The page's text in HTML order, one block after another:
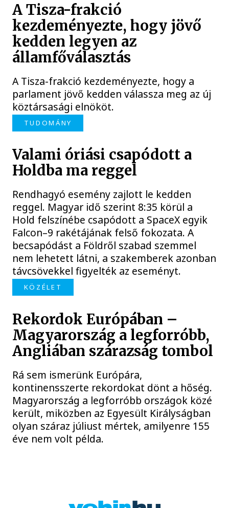
A Tisza-frakció
kezdeményezte, hogy jövő
kedden legyen az
államfőválasztás
A Tisza-frakció kezdeményezte, hogy a
parlament jövő kedden válassza meg az új
köztársasági elnököt.
TUDOMÁNY
Valami óriási csapódott a
Holdba ma reggel
Rendhagyó esemény zajlott le kedden
reggel. Magyar idő szerint 8:35 körül a
Hold felszínébe csapódott a SpaceX egyik
Falcon–9 rakétájának felső fokozata. A
becsapódást a Földről szabad szemmel
nem lehetett látni, a szakemberek azonban
távcsövekkel figyelték az eseményt.
KÖZÉLET
Rekordok Európában –
Magyarország a legforróbb,
Angliában szárazság tombol
Rá sem ismerünk Európára,
kontinensszerte rekordokat dönt a hőség.
Magyarország a legforróbb országok közé
került, miközben az Egyesült Királyságban
olyan száraz júliust mértek, amilyenre 155
éve nem volt példa.